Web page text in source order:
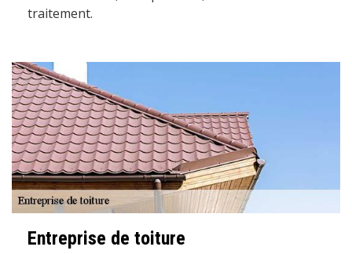
traitement.
Entreprise de toiture